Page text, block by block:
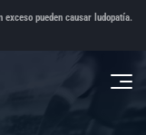
pueden causar ludopatía.